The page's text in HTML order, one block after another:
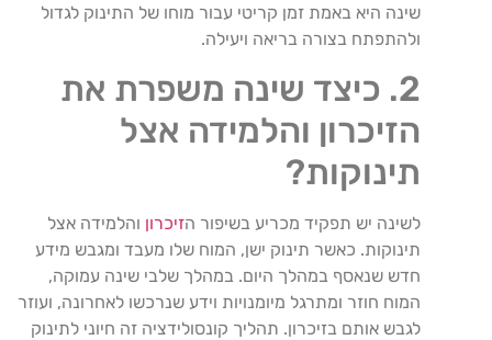
שינה היא באמת זמן קריטי עבור מוחו של התינוק לגדול
ולהתפתח בצורה בריאה ויעילה.
2. כיצד שינה משפרת את
הזיכרון והלמידה אצל
תינוקות?
לשינה יש תפקיד מכריע בשיפור הזיכרון והלמידה אצל
תינוקות. כאשר תינוק ישן, המוח שלו מעבד ומגבש מידע
חדש שנאסף במהלך היום. במהלך שלבי שינה עמוקה,
המוח חוזר ומתרגל מיומנויות וידע שנרכשו לאחרונה, ועוזר
לגבש אותם בזיכרון. תהליך קונסולידציה זה חיוני לתינוק